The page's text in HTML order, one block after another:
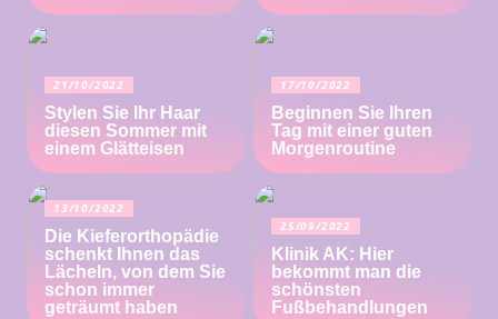
21/10/2022
Stylen Sie Ihr Haar
diesen Sommer mit
einem Glätteisen
17/10/2022
Beginnen Sie Ihren
Tag mit einer guten
Morgenroutine
13/10/2022
Die Kieferorthopädie
schenkt Ihnen das
Lächeln, von dem Sie
schon immer
geträumt haben
25/09/2022
Klinik AK: Hier
bekommt man die
schönsten
Fußbehandlungen